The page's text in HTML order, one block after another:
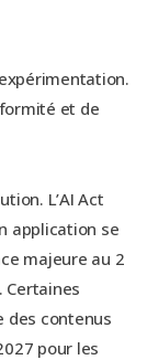
et de
L’AI Act
application se
majeure au 2
Certaines
des contenus
pour les